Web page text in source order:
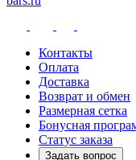
Контакты
Оплата
Доставка
Возврат и обмен
Размерная сетка
Бонусная
Статус заказа
Задать вопрос